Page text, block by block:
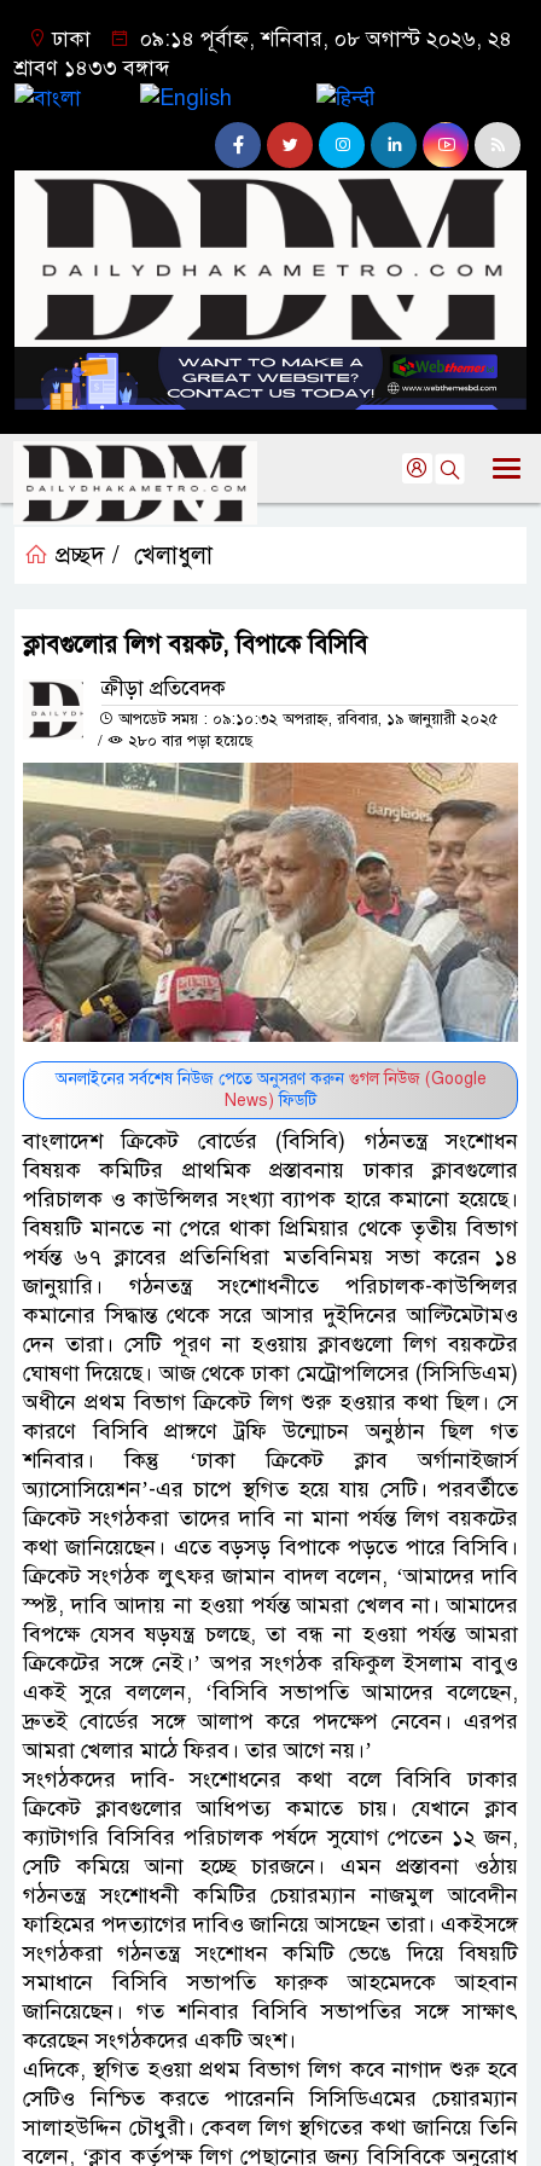
ঢাকা
০৯:১৪ পূর্বাহ্ন, শনিবার, ০৮ অগাস্ট ২০২৬, ২৪
শ্রাবণ ১৪৩৩ বঙ্গাব্দ
প্রচ্ছদ / খেলাধুলা
ক্লাবগুলোর লিগ বয়কট, বিপাকে বিসিবি
ক্রীড়া প্রতিবেদক
আপডেট সময় : ০৯:১০:৩২ অপরাহ্ন, রবিবার, ১৯ জানুয়ারী ২০২৫
/
২৮০ বার পড়া হয়েছে
অনলাইনের সর্বশেষ নিউজ পেতে অনুসরণ করুন গুগল নিউজ (Google
News) ফিডটি
বাংলাদেশ ক্রিকেট বোর্ডের (বিসিবি) গঠনতন্ত্র সংশোধন
বিষয়ক কমিটির প্রাথমিক প্রস্তাবনায় ঢাকার ক্লাবগুলোর
পরিচালক ও কাউন্সিলর সংখ্যা ব্যাপক হারে কমানো হয়েছে।
বিষয়টি মানতে না পেরে থাকা প্রিমিয়ার থেকে তৃতীয় বিভাগ
পর্যন্ত ৬৭ ক্লাবের প্রতিনিধিরা মতবিনিময় সভা করেন ১৪
জানুয়ারি। গঠনতন্ত্র সংশোধনীতে পরিচালক-কাউন্সিলর
কমানোর সিদ্ধান্ত থেকে সরে আসার দুইদিনের আল্টিমেটামও
দেন তারা। সেটি পূরণ না হওয়ায় ক্লাবগুলো লিগ বয়কটের
ঘোষণা দিয়েছে। আজ থেকে ঢাকা মেট্রোপলিসের (সিসিডিএম)
অধীনে প্রথম বিভাগ ক্রিকেট লিগ শুরু হওয়ার কথা ছিল। সে
কারণে বিসিবি প্রাঙ্গণে ট্রফি উন্মোচন অনুষ্ঠান ছিল গত
শনিবার। কিন্তু ‘ঢাকা ক্রিকেট ক্লাব অর্গানাইজার্স
অ্যাসোসিয়েশন’-এর চাপে স্থগিত হয়ে যায় সেটি। পরবর্তীতে
ক্রিকেট সংগঠকরা তাদের দাবি না মানা পর্যন্ত লিগ বয়কটের
কথা জানিয়েছেন। এতে বড়সড় বিপাকে পড়তে পারে বিসিবি।
ক্রিকেট সংগঠক লুৎফর জামান বাদল বলেন, ‘আমাদের দাবি
স্পষ্ট, দাবি আদায় না হওয়া পর্যন্ত আমরা খেলব না। আমাদের
বিপক্ষে যেসব ষড়যন্ত্র চলছে, তা বন্ধ না হওয়া পর্যন্ত আমরা
ক্রিকেটের সঙ্গে নেই।’ অপর সংগঠক রফিকুল ইসলাম বাবুও
একই সুরে বললেন, ‘বিসিবি সভাপতি আমাদের বলেছেন,
দ্রুতই বোর্ডের সঙ্গে আলাপ করে পদক্ষেপ নেবেন। এরপর
আমরা খেলার মাঠে ফিরব। তার আগে নয়।’
সংগঠকদের দাবি- সংশোধনের কথা বলে বিসিবি ঢাকার
ক্রিকেট ক্লাবগুলোর আধিপত্য কমাতে চায়। যেখানে ক্লাব
ক্যাটাগরি বিসিবির পরিচালক পর্ষদে সুযোগ পেতেন ১২ জন,
সেটি কমিয়ে আনা হচ্ছে চারজনে। এমন প্রস্তাবনা ওঠায়
গঠনতন্ত্র সংশোধনী কমিটির চেয়ারম্যান নাজমুল আবেদীন
ফাহিমের পদত্যাগের দাবিও জানিয়ে আসছেন তারা। একইসঙ্গে
সংগঠকরা গঠনতন্ত্র সংশোধন কমিটি ভেঙে দিয়ে বিষয়টি
সমাধানে বিসিবি সভাপতি ফারুক আহমেদকে আহবান
জানিয়েছেন। গত শনিবার বিসিবি সভাপতির সঙ্গে সাক্ষাৎ
করেছেন সংগঠকদের একটি অংশ।
এদিকে, স্থগিত হওয়া প্রথম বিভাগ লিগ কবে নাগাদ শুরু হবে
সেটিও নিশ্চিত করতে পারেননি সিসিডিএমের চেয়ারম্যান
সালাহউদ্দিন চৌধুরী। কেবল লিগ স্থগিতের কথা জানিয়ে তিনি
বলেন, ‘ক্লাব কর্তৃপক্ষ লিগ পেছানোর জন্য বিসিবিকে অনুরোধ